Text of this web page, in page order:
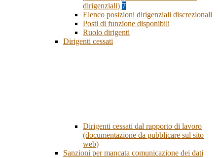
dirigenziali) 7
Elenco posizioni dirigenziali discrezionali
Posti di funzione disponibili
Ruolo dirigenti
Dirigenti cessati
Dirigenti cessati dal rapporto di lavoro
(documentazione da pubblicare sul sito
web)
Sanzioni per mancata comunicazione dei dati